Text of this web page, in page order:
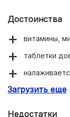
Достоинства
витамины,
таблетки
улучшается
Загрузить еще
Недостатки